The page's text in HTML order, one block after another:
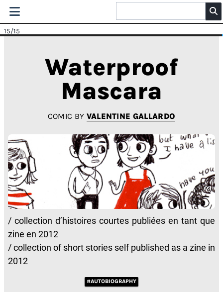
15/15
Waterproof
Mascara
COMIC BY VALENTINE GALLARDO
/ collection d’histoires courtes publiées en tant que
zine en 2012
/ collection of short stories self published as a zine in
2012
#AUTOBIOGRAPHY